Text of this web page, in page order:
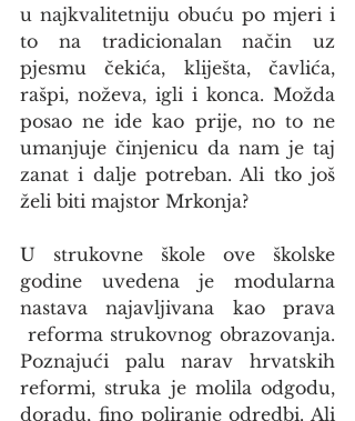
u najkvalitetniju obuću po mjeri i
to na tradicionalan način uz
pjesmu čekića, kliješta, čavlića,
rašpi, noževa, igli i konca. Možda
posao ne ide kao prije, no to ne
umanjuje činjenicu da nam je taj
zanat i dalje potreban. Ali tko još
želi biti majstor Mrkonja?
U strukovne škole ove školske
godine uvedena je modularna
nastava najavljivana kao prava
reforma strukovnog obrazovanja.
Poznajući palu narav hrvatskih
reformi, struka je molila odgodu,
doradu, fino poliranje odredbi. Ali